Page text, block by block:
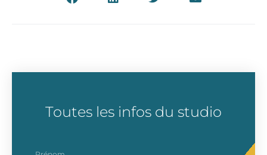
Toutes les infos du studio